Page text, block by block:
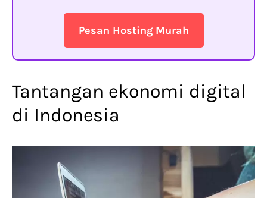
Pesan Hosting Murah
Tantangan ekonomi digital
di Indonesia